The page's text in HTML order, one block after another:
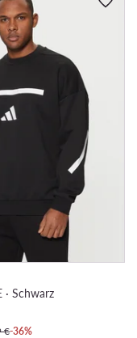
· Schwarz
€-36%